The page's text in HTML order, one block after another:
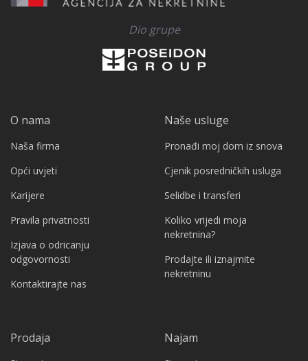
Dio grupe
O nama
Naša firma
Opći uvjeti
Karijere
Pravila privatnosti
Izjava o odricanju
odgovornosti
Kontaktirajte nas
Naše usluge
Pronađi moj dom iz snova
Cjenik posredničkih usluga
Selidbe i transferi
Koliko vrijedi moja
nekretnina?
Prodajte ili iznajmite
nekretninu
Prodaja Najam